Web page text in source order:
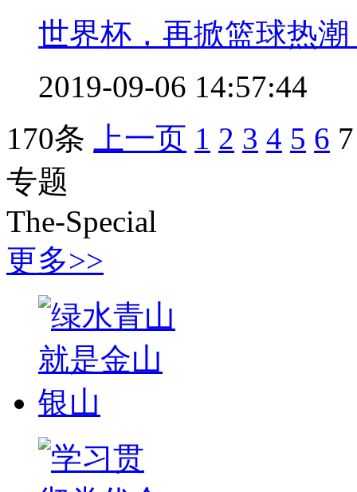
世界杯，再掀篮球热
2019-09-06 14:57:44
170条
上一页 1 2 3 4 5 6 7
专题
The-Special
更多>>